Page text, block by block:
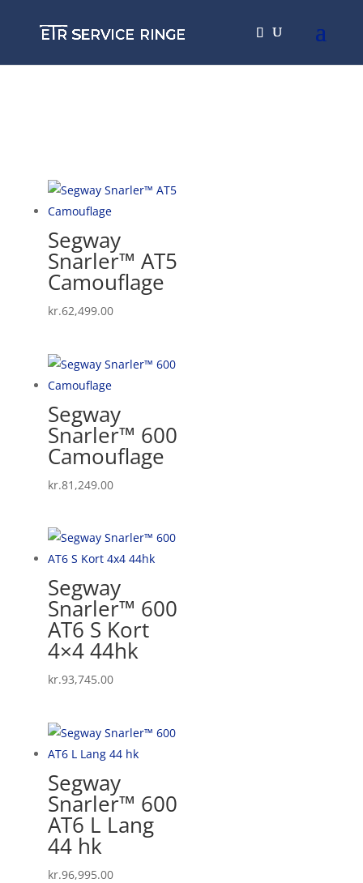
Segway
Snarler™ AT5
Camouflage
kr.62,499.00
Segway
Snarler™ 600
Camouflage
kr.81,249.00
Segway
Snarler™ 600
AT6 S Kort
4×4 44hk
kr.93,745.00
Segway
Snarler™ 600
AT6 L Lang
44 hk
kr.96,995.00